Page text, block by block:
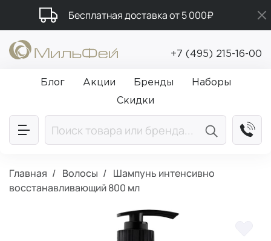
Бесплатная доставка от 5 000₽
Подарки в каждый заказ от 5 000₽
Промокод ПРИВЕТ
+7 (495) 215-16-00
Блог Акции Бренды
Наборы
Скидки
Главная Волосы
Шампунь интенсивно
восстанавливающий 800 мл